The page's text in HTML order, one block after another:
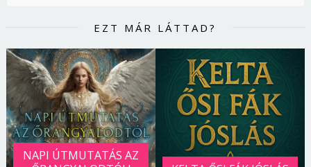
EZT MÁR LÁTTAD?
NAPI ÚTMUTATÁS AZ